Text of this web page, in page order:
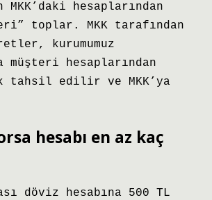
hesaplarından
toplar. MKK tarafından
kurumumuz
müşteri hesaplarından
tahsil edilir ve MKK’ya
hesabı en az kaç
döviz hesabına 500 TL